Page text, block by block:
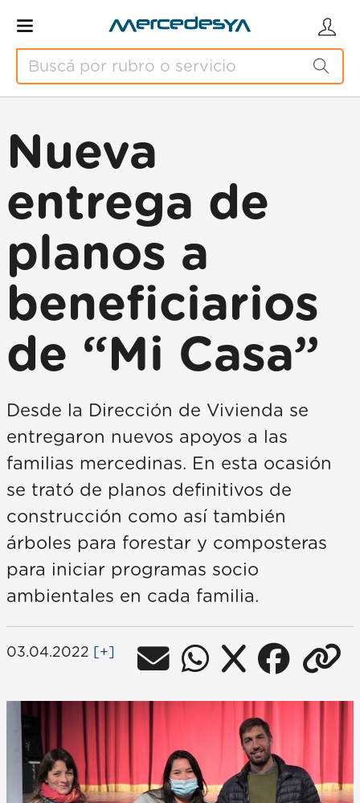
Nueva
entrega de
planos a
beneficiarios
de “Mi Casa”
Desde la Dirección de Vivienda se
entregaron nuevos apoyos a las
familias mercedinas. En esta ocasión
se trató de planos definitivos de
construcción como así también
árboles para forestar y composteras
para iniciar programas socio
ambientales en cada familia.
03.04.2022 [+]